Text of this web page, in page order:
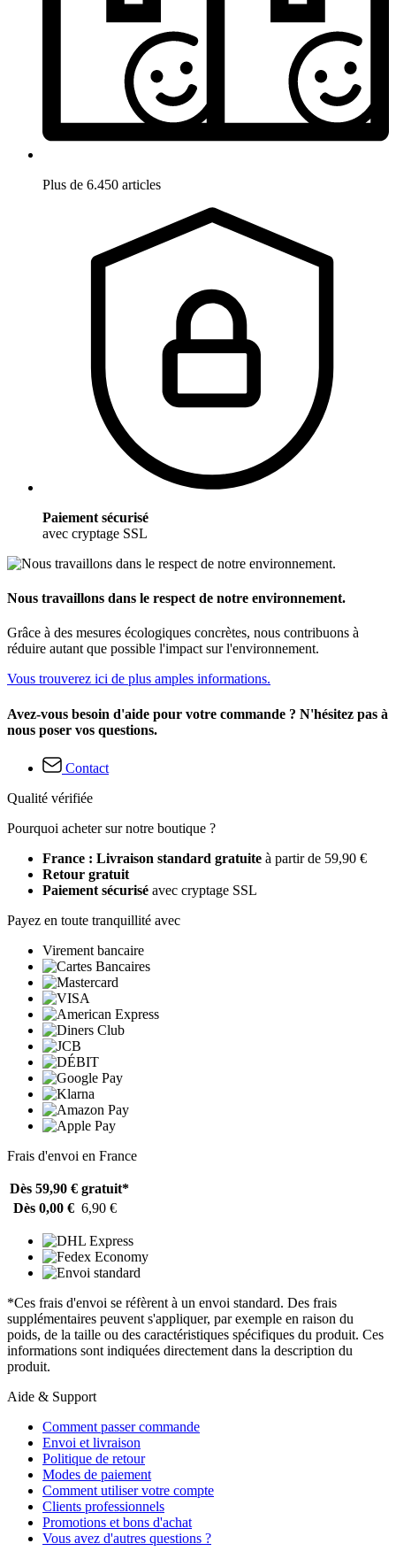
Plus de 6.450 articles
Paiement sécurisé
avec cryptage SSL
Nous travaillons dans le respect de notre environnement.
Grâce à des mesures écologiques concrètes, nous contribuons à
réduire autant que possible l'impact sur l'environnement.
Vous trouverez ici de plus amples informations.
Avez-vous besoin d'aide pour votre commande ? N'hésitez pas à
nous poser vos questions.
Contact
Qualité vérifiée
Pourquoi acheter sur notre boutique ?
France : Livraison standard gratuite à partir de 59,90 €
Retour gratuit
Paiement sécurisé avec cryptage SSL
Payez en toute tranquillité avec
Virement bancaire
Frais d'envoi en France
Dès 59,90 € gratuit*
Dès 0,00 € 6,90 €
*Ces frais d'envoi se réfèrent à un envoi standard. Des frais
supplémentaires peuvent s'appliquer, par exemple en raison du
poids, de la taille ou des caractéristiques spécifiques du produit. Ces
informations sont indiquées directement dans la description du
produit.
Aide & Support
Comment passer commande
Envoi et livraison
Politique de retour
Modes de paiement
Comment utiliser votre compte
Clients professionnels
Promotions et bons d'achat
Vous avez d'autres questions ?